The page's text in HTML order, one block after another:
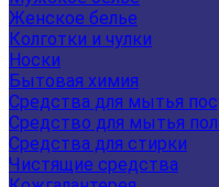
Женское белье
Колготки и чулки
Носки
Бытовая химия
Средства для мытья
Средство для мытья
Средства для стирки
Чистящие средства